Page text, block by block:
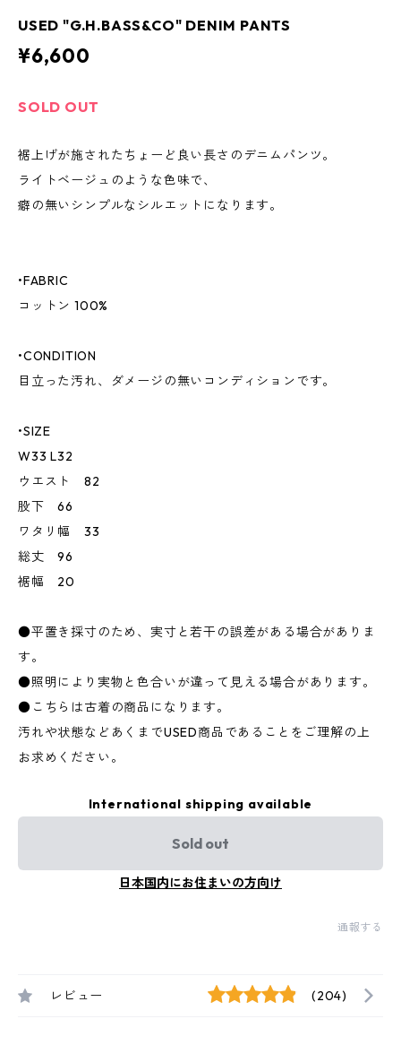
USED "G.H.BASS&CO" DENIM PANTS
¥6,600
SOLD OUT
裾上げが施されたちょーど良い長さのデニムパンツ。
ライトベージュのような色味で、
癖の無いシンプルなシルエットになります。
•FABRIC
コットン 100%
•CONDITION
目立った汚れ、ダメージの無いコンディションです。
•SIZE
W33 L32
ウエスト 82
股下 66
ワタリ幅 33
総丈 96
裾幅 20
●平置き採寸のため、実寸と若干の誤差がある場合がありま
す。
●照明により実物と色合いが違って見える場合があります。
●こちらは古着の商品になります。
汚れや状態などあくまでUSED商品であることをご理解の上
お求めください。
International shipping available
Sold out
日本国内にお住まいの方向け
通報する
レビュー (204)